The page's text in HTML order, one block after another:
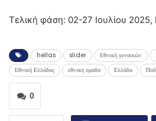
Τελική φάση: 02-27 Ιουλίου 2025,
hellas slider Εθνική γυναικών
Εθνική Ελλάδος
εθνικη ομαδα Ελλάδα
0